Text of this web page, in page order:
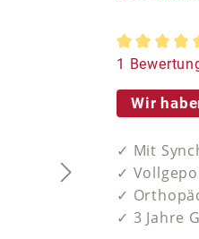
1
Wir
✓ Mit
✓
✓
✓ 3 Jahre